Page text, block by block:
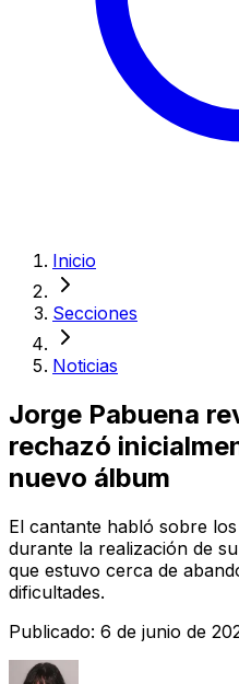
Inicio
Secciones
Noticias
Jorge Pabuena
rechazó
nuevo álbum
El cantante habló sobre
durante la realización de
que estuvo cerca de
dificultades.
Publicado: 6 de junio de